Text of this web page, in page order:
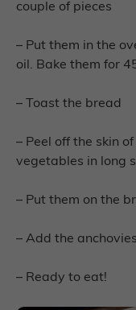
couple of pieces
– Put them in the
oil. Bake them for
– Toast the bread
– Peel off the skin
vegetables in long
– Put them on the
– Add the
– Ready to eat!